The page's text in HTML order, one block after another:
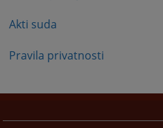
Akti suda
Pravila privatnosti